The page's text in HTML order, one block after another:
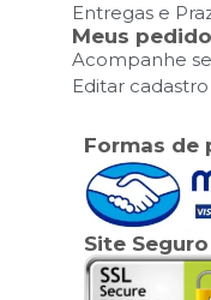
Entregas e
Meus
Acompanhe
Editar cadastro
Formas de
Site Seguro